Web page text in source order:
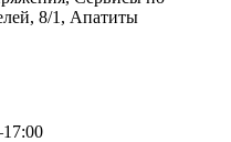
8/1, Апатиты